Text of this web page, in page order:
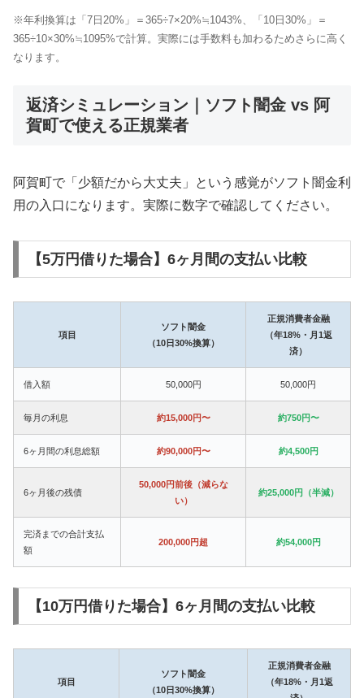
※年利換算は「7日20%」＝365÷7×20%≒1043%、「10日30%」＝
365÷10×30%≒1095%で計算。実際には手数料も加わるためさらに高く
なります。
返済シミュレーション｜ソフト闇金 vs 阿
賀町で使える正規業者
阿賀町で「少額だから大丈夫」という感覚がソフト闇金利
用の入口になります。実際に数字で確認してください。
【5万円借りた場合】6ヶ月間の支払い比較
項目
ソフト闇金
（10日30%換算）
正規消費者金融
（年18%・月1返
済）
借入額 50,000円 50,000円
毎月の利息 約15,000円〜 約750円〜
6ヶ月間の利息総額 約90,000円〜 約4,500円
6ヶ月後の残債
50,000円前後（減らな
い）
約25,000円（半減）
完済までの合計支払
額
200,000円超 約54,000円
【10万円借りた場合】6ヶ月間の支払い比較
項目
ソフト闇金
（10日30%換算）
正規消費者金融
（年18%・月1返